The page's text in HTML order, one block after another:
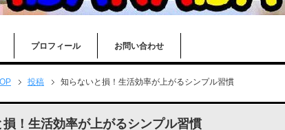
プロフィール お問い合わせ
投稿 知らないと損！生活効率が上がるシンプル習慣
！生活効率が上がるシンプル習慣